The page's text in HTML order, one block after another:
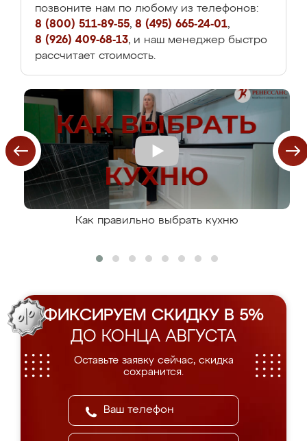
позвоните нам по любому из телефонов:
8 (800) 511-89-55, 8 (495) 665-24-01,
8 (926) 409-68-13, и наш менеджер быстро
рассчитает стоимость.
Как правильно выбрать кухню
ФИКСИРУЕМ СКИДКУ В 5%
ДО КОНЦА АВГУСТА
Оставьте заявку сейчас, скидка
сохранится.